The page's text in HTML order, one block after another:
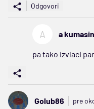
Odgovori
A a
pa tako izvlaci
Golub86 pre